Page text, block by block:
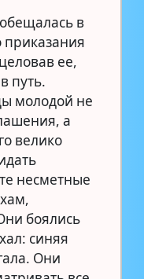
в
приказания
ее,
путь.
молодой не
а
велико
несметные
боялись
синяя
Они